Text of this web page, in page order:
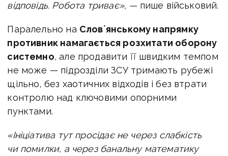
відповідь. Робота триває», —пише військовий.
Паралельно на Словʼянському напрямку
противник намагається розхитати оборону
системно, але продавити її швидким темпом
не може — підрозділи ЗСУ тримають рубежі
щільно, без хаотичних відходів і без втрати
контролю над ключовими опорними
пунктами.
«Ініціатива тут просідає не через слабкість
чи помилки, а через банальну математику